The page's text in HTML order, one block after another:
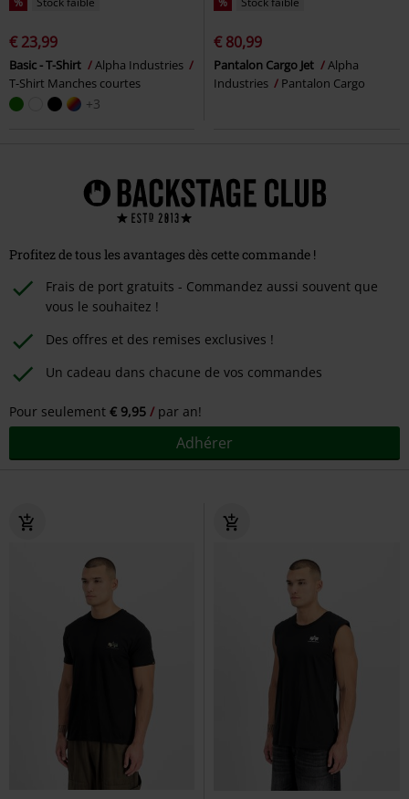
€ 23,99
Basic - T-Shirt
Alpha Industries
T-Shirt Manches courtes
+3
€ 80,99
Pantalon Cargo Jet
Alpha
Industries
Pantalon Cargo
Profitez de tous les avantages dès cette commande !
Frais de port gratuits - Commandez aussi souvent que
vous le souhaitez !
Des offres et des remises exclusives !
Un cadeau dans chacune de vos commandes
Pour seulement € 9,95 par an!
Adhérer